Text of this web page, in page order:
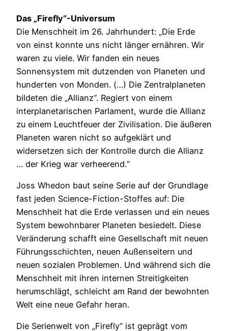
Das „Firefly“-Universum
Die Menschheit im 26. Jahrhundert: „Die Erde
von einst konnte uns nicht länger ernähren. Wir
waren zu viele. Wir fanden ein neues
Sonnensystem mit dutzenden von Planeten und
hunderten von Monden. (…) Die Zentralplaneten
bildeten die „Allianz“. Regiert von einem
interplanetarischen Parlament, wurde die Allianz
zu einem Leuchtfeuer der Zivilisation. Die äußeren
Planeten waren nicht so aufgeklärt und
widersetzen sich der Kontrolle durch die Allianz
… der Krieg war verheerend.“
Joss Whedon baut seine Serie auf der Grundlage
fast jeden Science-Fiction-Stoffes auf: Die
Menschheit hat die Erde verlassen und ein neues
System bewohnbarer Planeten besiedelt. Diese
Veränderung schafft eine Gesellschaft mit neuen
Führungsschichten, neuen Außenseitern und
neuen sozialen Problemen. Und während sich die
Menschheit mit ihren internen Streitigkeiten
herumschlägt, schleicht am Rand der bewohnten
Welt eine neue Gefahr heran.
Die Serienwelt von „Firefly“ ist geprägt vom